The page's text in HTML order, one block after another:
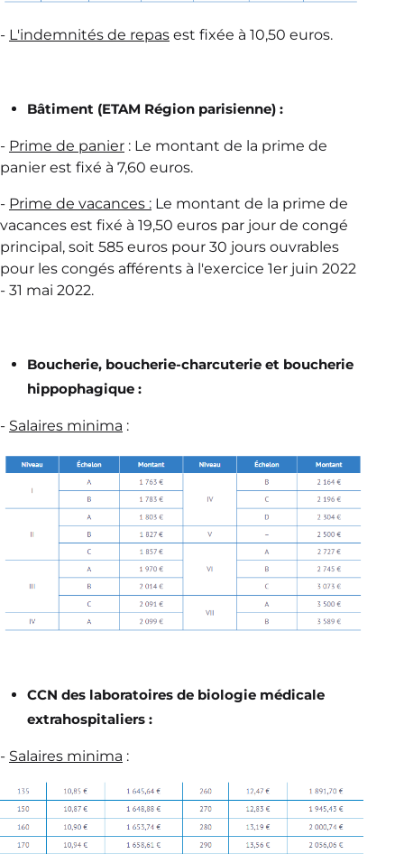
- L'indemnités de repas est fixée à 10,50 euros.
Bâtiment (ETAM Région parisienne) :
- Prime de panier : Le montant de la prime de
panier est fixé à 7,60 euros.
- Prime de vacances : Le montant de la prime de
vacances est fixé à 19,50 euros par jour de congé
principal, soit 585 euros pour 30 jours ouvrables
pour les congés afférents à l'exercice 1er juin 2022
- 31 mai 2022.
Boucherie, boucherie-charcuterie et boucherie
hippophagique :
- Salaires minima :
CCN des laboratoires de biologie médicale
extrahospitaliers :
- Salaires minima :